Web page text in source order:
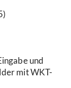
und
mit WKT-